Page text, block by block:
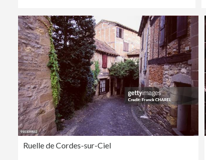
Ruelle de Cordes-sur-Ciel